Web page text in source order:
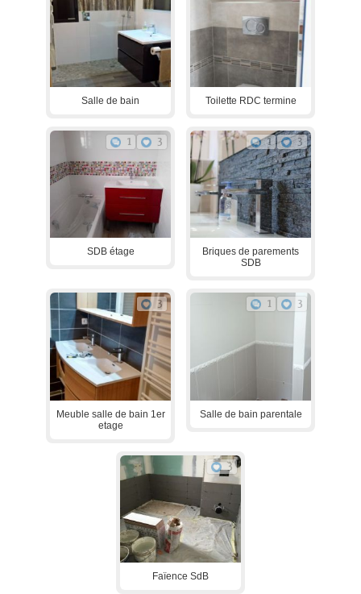
Salle de bain Toilette RDC termine
1 3
SDB étage
1 3
Briques de parements
SDB
3
Meuble salle de bain 1er
etage
1 3
Salle de bain parentale
3
Faïence SdB